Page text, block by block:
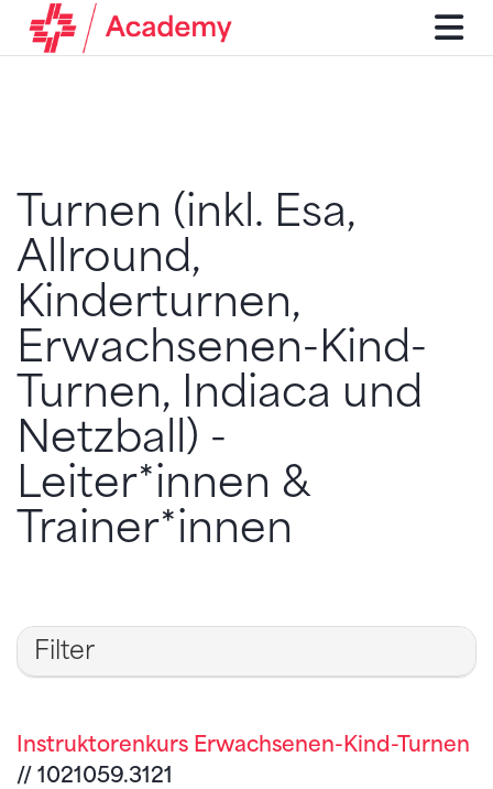
Turnen (inkl. Esa,
Allround,
Kinderturnen,
Erwachsenen-Kind-
Turnen, Indiaca und
Netzball) -
Leiter*innen &
Trainer*innen
Filter
Instruktorenkurs Erwachsenen-Kind-Turnen
// 1021059.3121